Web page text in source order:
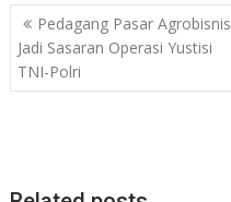
Post
navigation
Pedagang Pasar Agrobisnis
Jadi Sasaran Operasi Yustisi
TNI-Polri